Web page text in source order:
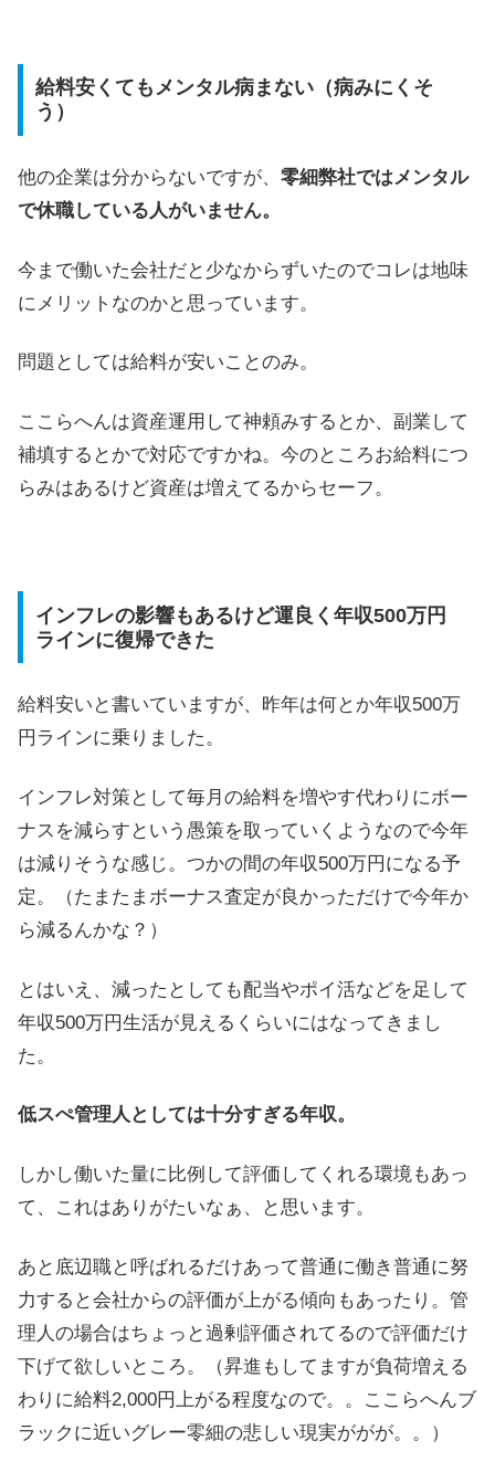
給料安くてもメンタル病まない（病みにくそ
う）
他の企業は分からないですが、 零細弊社ではメンタル
で休職している人がいません。
今まで働いた会社だと少なからずいたのでコレは地味
にメリットなのかと思っています。
問題としては給料が安いことのみ。
ここらへんは資産運用して神頼みするとか、副業して
補填するとかで対応ですかね。今のところお給料につ
らみはあるけど資産は増えてるからセーフ。
インフレの影響もあるけど運良く年収500万円
ラインに復帰できた
給料安いと書いていますが、昨年は何とか年収500万
円ラインに乗りました。
インフレ対策として毎月の給料を増やす代わりにボー
ナスを減らすという愚策を取っていくようなので今年
は減りそうな感じ。つかの間の年収500万円になる予
定。（たまたまボーナス査定が良かっただけで今年か
ら減るんかな？）
とはいえ、減ったとしても配当やポイ活などを足して
年収500万円生活が見えるくらいにはなってきまし
た。
低スぺ管理人としては十分すぎる年収。
しかし働いた量に比例して評価してくれる環境もあっ
て、これはありがたいなぁ、と思います。
あと底辺職と呼ばれるだけあって普通に働き普通に努
力すると会社からの評価が上がる傾向もあったり。管
理人の場合はちょっと過剰評価されてるので評価だけ
下げて欲しいところ。（昇進もしてますが負荷増える
わりに給料2,000円上がる程度なので。。ここらへんブ
ラックに近いグレー零細の悲しい現実ががが。。）